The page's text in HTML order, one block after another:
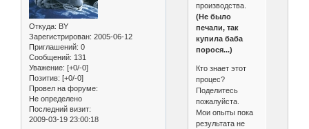
Откуда: BY
Зарегистрирован: 2005-06-12
Приглашений: 0
Сообщений: 131
Уважение: [+0/-0]
Позитив: [+0/-0]
Провел на форуме:
Не определено
Последний визит:
2009-03-19 23:00:18
производства.
(Не было
печали, так
купила баба
порося...)
Кто знает этот
процес?
Поделитесь
пожалуйста.
Мои опыты пока
результата не